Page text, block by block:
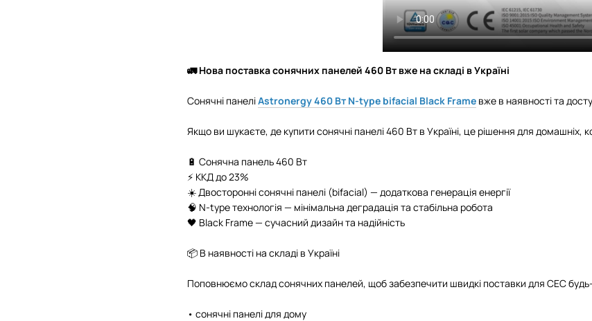
🚛 Нова поставка сонячних панелей 460 Вт вже на складі в Україні
Сонячні панеліAstronergy 460 Вт N-type bifacial Black Frame вже в наявності та
Якщо ви шукаєте, де купити сонячні панелі 460 Вт в Україні, це рішення для домашніх,
🔋 Сонячна панель 460 Вт
⚡ ККД до 23%
☀️ Двосторонні сонячні панелі (bifacial) — додаткова генерація енергії
🧠 N-type технологія — мінімальна деградація та стабільна робота
🖤 Black Frame — сучасний дизайн та надійність
📦 В наявності на складі в Україні
Поповнюємо склад сонячних панелей, щоб забезпечити швидкі поставки для СЕС
• сонячні панелі для дому